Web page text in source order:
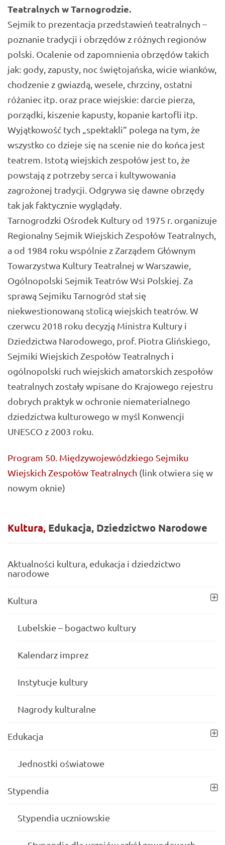
Teatralnych w Tarnogrodzie.
Sejmik to prezentacja przedstawień teatralnych –
poznanie tradycji i obrzędów z różnych regionów
polski. Ocalenie od zapomnienia obrzędów takich
jak: gody, zapusty, noc świętojańska, wicie wianków,
chodzenie z gwiazdą, wesele, chrzciny, ostatni
różaniec itp. oraz prace wiejskie: darcie pierza,
porządki, kiszenie kapusty, kopanie kartofli itp.
Wyjątkowość tych „spektakli” polega na tym, że
wszystko co dzieje się na scenie nie do końca jest
teatrem. Istotą wiejskich zespołów jest to, że
powstają z potrzeby serca i kultywowania
zagrożonej tradycji. Odgrywa się dawne obrzędy
tak jak faktycznie wyglądały.
Tarnogrodzki Ośrodek Kultury od 1975 r. organizuje
Regionalny Sejmik Wiejskich Zespołów Teatralnych,
a od 1984 roku wspólnie z Zarządem Głównym
Towarzystwa Kultury Teatralnej w Warszawie,
Ogólnopolski Sejmik Teatrów Wsi Polskiej. Za
sprawą Sejmiku Tarnogród stał się
niekwestionowaną stolicą wiejskich teatrów. W
czerwcu 2018 roku decyzją Ministra Kultury i
Dziedzictwa Narodowego, prof. Piotra Glińskiego,
Sejmiki Wiejskich Zespołów Teatralnych i
ogólnopolski ruch wiejskich amatorskich zespołów
teatralnych zostały wpisane do Krajowego rejestru
dobrych praktyk w ochronie niematerialnego
dziedzictwa kulturowego w myśl Konwencji
UNESCO z 2003 roku.
Program 50. Międzywojewódzkiego Sejmiku
Wiejskich Zespołów Teatralnych (link otwiera się w
nowym oknie)
Kultura, Edukacja, Dziedzictwo Narodowe
Aktualności kultura, edukacja i dziedzictwo
narodowe
Kultura
Lubelskie – bogactwo kultury
Kalendarz imprez
Instytucje kultury
Nagrody kulturalne
Edukacja
Jednostki oświatowe
Stypendia
Stypendia uczniowskie